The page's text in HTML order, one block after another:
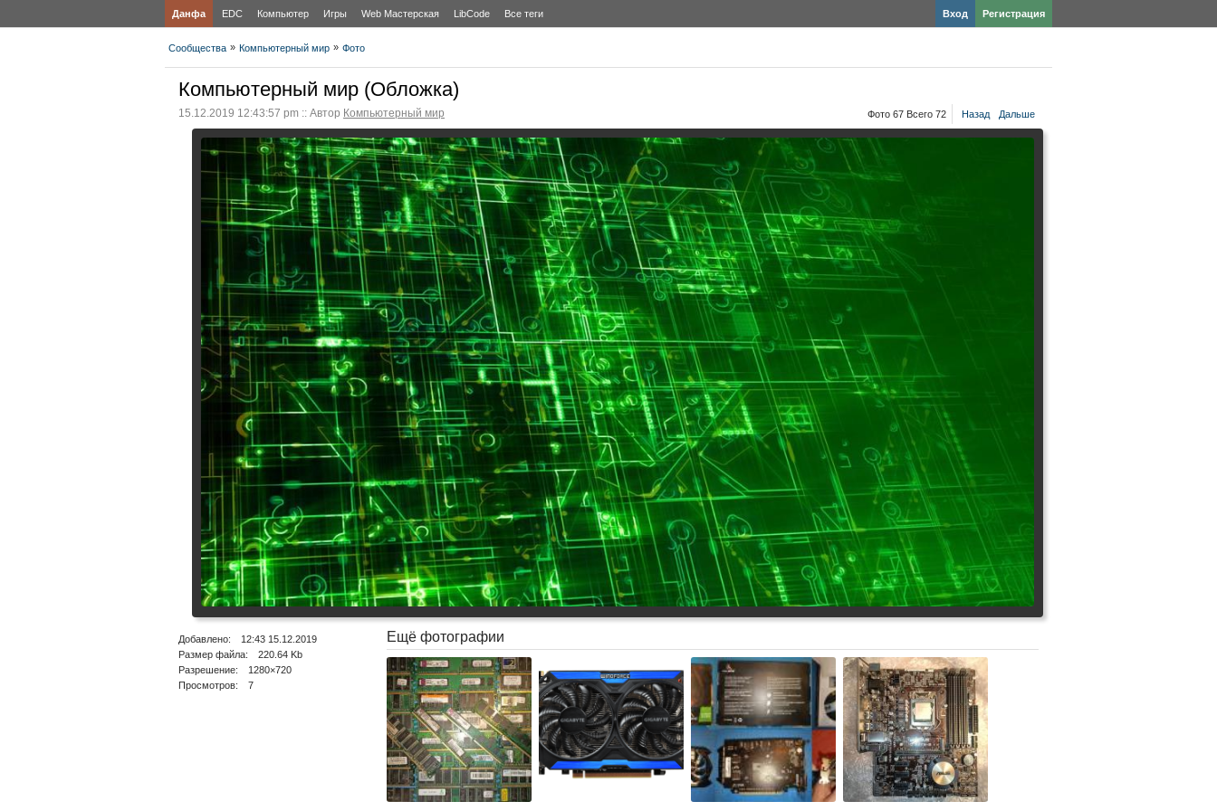
Данфа EDC Компьютер Игры Web Мастерская LibCode Все теги Регистрация
Вход
Сообщества » Компьютерный мир » Фото
Компьютерный мир (Обложка)
15.12.2019 12:43:57 pm :: Автор Компьютерный мир Фото 67 Всего 72 Назад Дальше
Добавлено: 12:43 15.12.2019
Размер файла: 220.64 Kb
Разрешение: 1280×720
Просмотров: 7
Ещё фотографии